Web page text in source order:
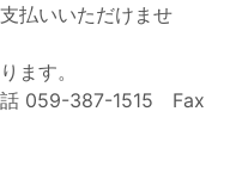
払いいただけませ
ます。
059-387-1515 Fax